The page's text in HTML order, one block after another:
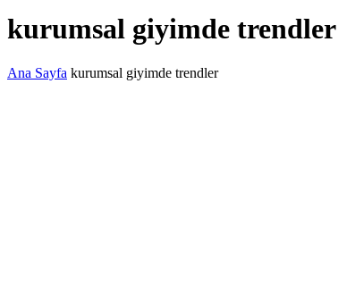
kurumsal giyimde trendler
Ana Sayfa kurumsal giyimde trendler